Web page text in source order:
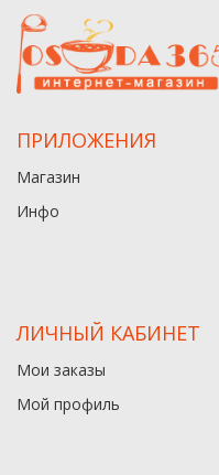
ПРИЛОЖЕНИЯ
Магазин
Инфо
ЛИЧНЫЙ КАБИНЕТ
Мои заказы
Мой профиль